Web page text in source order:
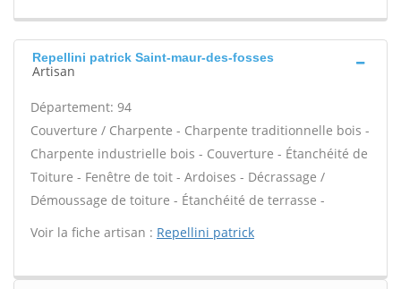
Repellini patrick Saint-maur-des-fosses
Artisan
Département: 94
Couverture / Charpente - Charpente traditionnelle bois -
Charpente industrielle bois - Couverture - Étanchéité de
Toiture - Fenêtre de toit - Ardoises - Décrassage /
Démoussage de toiture - Étanchéité de terrasse -
Voir la fiche artisan : Repellini patrick